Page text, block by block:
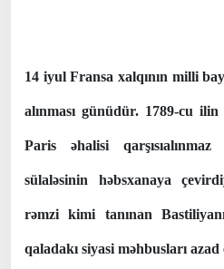
14 iyul Fransa xalqının milli
alınması günüdür. 1789-cu
Paris əhalisi
sülaləsinin həbsxanaya
rəmzi kimi tanınan
qaladakı siyasi məhbusları